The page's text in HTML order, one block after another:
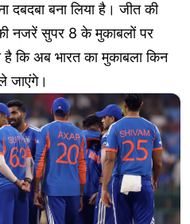
दबदबा बना लिया है। जीत की
नजरें सुपर 8 के मुकाबलों पर
है कि अब भारत का मुकाबला किन
जाएंगे।